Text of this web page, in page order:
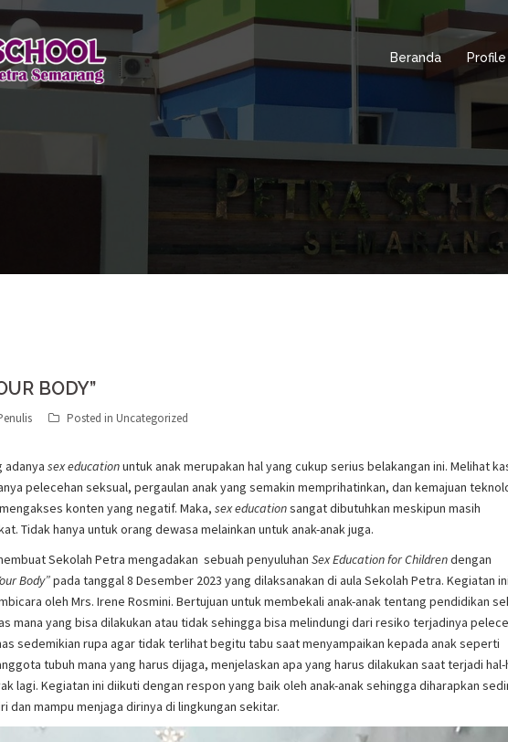
Beranda Profile
BODY”
Posted in Uncategorized
adanya sex educationuntuk anak merupakan hal yang cukup serius belakangan ini. Melihat
pelecehan seksual, pergaulan anak yang semakin memprihatinkan, dan kemajuan
konten yang negatif. Maka, sex educationsangat dibutuhkan meskipun masih
Tidak hanya untuk orang dewasa melainkan untuk anak-anak juga.
Sekolah Petra mengadakan sebuah penyuluhan Sex Education for Childrendengan
Body”pada tanggal 8 Desember 2023 yang dilaksanakan di aula Sekolah Petra. Kegiatan
oleh Mrs. Irene Rosmini. Bertujuan untuk membekali anak-anak tentang pendidikan
mana yang bisa dilakukan atau tidak sehingga bisa melindungi dari resiko terjadinya
sedemikian rupa agar tidak terlihat begitu tabu saat menyampaikan kepada anak seperti
tubuh mana yang harus dijaga, menjelaskan apa yang harus dilakukan saat terjadi hal-
lagi. Kegiatan ini diikuti dengan respon yang baik oleh anak-anak sehingga diharapkan
dan mampu menjaga dirinya di lingkungan sekitar.